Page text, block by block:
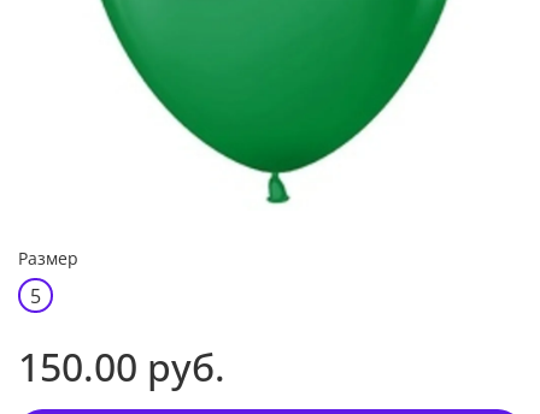
Размер
5
150.00 руб.